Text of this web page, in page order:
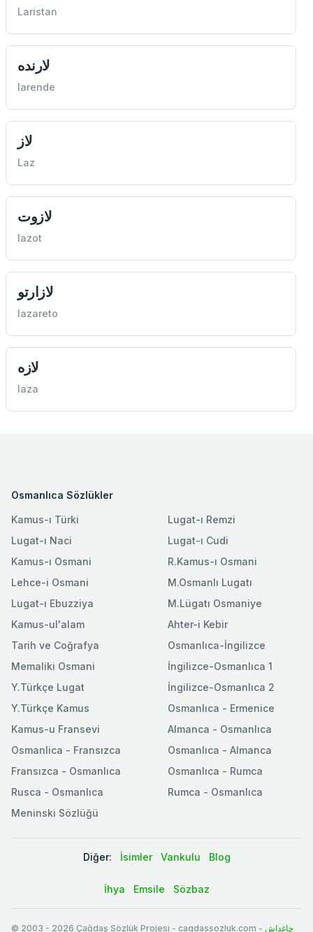
Laristan
لارنده
larende
لاز
Laz
لازوت
lazot
لازارتو
lazareto
لازه
laza
Osmanlıca Sözlükler
Kamus-ı Türki
Lugat-ı Naci
Kamus-ı Osmani
Lehce-i Osmani
Lugat-ı Ebuzziya
Lugat-ı Remzi
Lugat-ı Cudi
R.Kamus-ı Osmani
M.Osmanlı Lugatı
M.Lügatı Osmaniye
Kamus-ul'alam
Tarih ve Coğrafya
Memaliki Osmani
Y.Türkçe Lugat
Y.Türkçe Kamus
Ahter-i Kebir
Osmanlıca-İngilizce
İngilizce-Osmanlıca 1
İngilizce-Osmanlıca 2
Osmanlıca - Ermenice
Kamus-u Fransevi
Osmanlica - Fransızca
Fransızca - Osmanlıca
Rusca - Osmanlıca
Meninski Sözlüğü
Almanca - Osmanlıca
Osmanlıca - Almanca
Osmanlıca - Rumca
Rumca - Osmanlıca
Diğer: İsimler Vankulu Blog
İhya Emsile Sözbaz
© 2003 - 2026 Çağdaş Sözlük Projesi - cagdassozluk.com - چاغداش